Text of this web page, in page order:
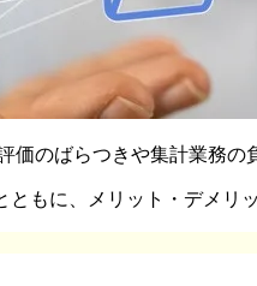
のばらつきや集計業務
もに、メリット・デメリ